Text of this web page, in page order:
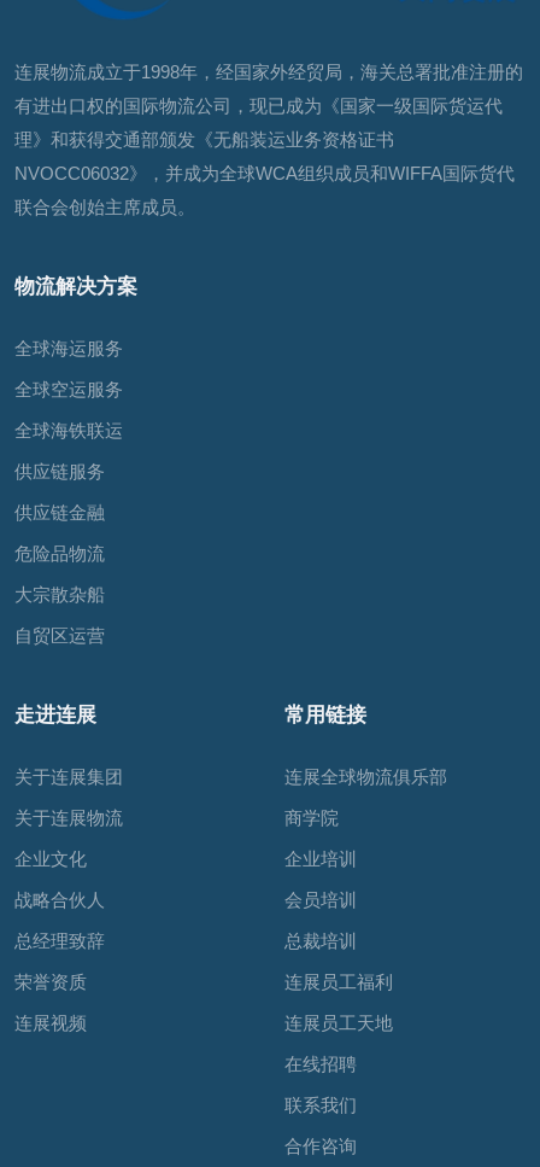
连展物流成立于1998年，经国家外经贸局，海关总署批准注册的
有进出口权的国际物流公司，现已成为《国家一级国际货运代
理》和获得交通部颁发《无船装运业务资格证书
NVOCC06032》，并成为全球WCA组织成员和WIFFA国际货代
联合会创始主席成员。
物流解决方案
全球海运服务
全球空运服务
全球海铁联运
供应链服务
供应链金融
危险品物流
大宗散杂船
自贸区运营
走进连展
关于连展集团
关于连展物流
企业文化
战略合伙人
总经理致辞
荣誉资质
连展视频
常用链接
连展全球物流俱乐部
商学院
企业培训
会员培训
总裁培训
连展员工福利
连展员工天地
在线招聘
联系我们
合作咨询